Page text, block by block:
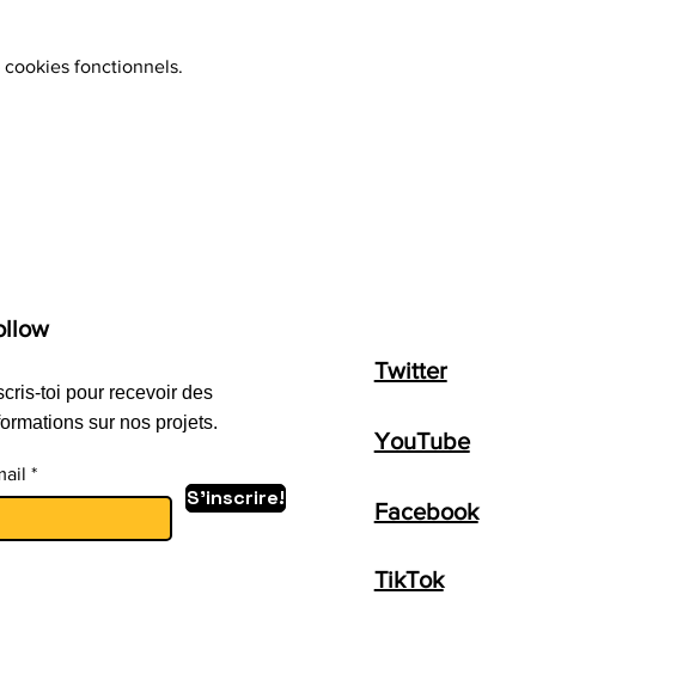
cookies fonctionnels.
toi pour recevoir des
sur nos projets.
S'inscrire!
Twitter
YouTube
Facebook
TikTok